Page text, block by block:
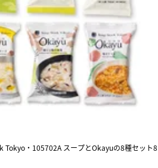
Tokyo・105702A スープとOkayuの8種セット8